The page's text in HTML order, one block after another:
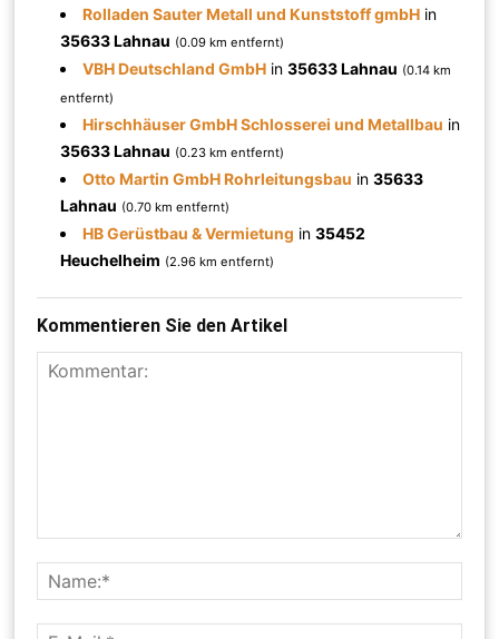
Rolladen Sauter Metall und Kunststoff gmbH in
35633 Lahnau (0.09 km entfernt)
VBH Deutschland GmbH in35633 Lahnau (0.14 km
entfernt)
Hirschhäuser GmbH Schlosserei und Metallbau in
35633 Lahnau (0.23 km entfernt)
Otto Martin GmbH Rohrleitungsbau in35633
Lahnau (0.70 km entfernt)
HB Gerüstbau & Vermietung in35452
Heuchelheim (2.96 km entfernt)
Kommentieren Sie den Artikel